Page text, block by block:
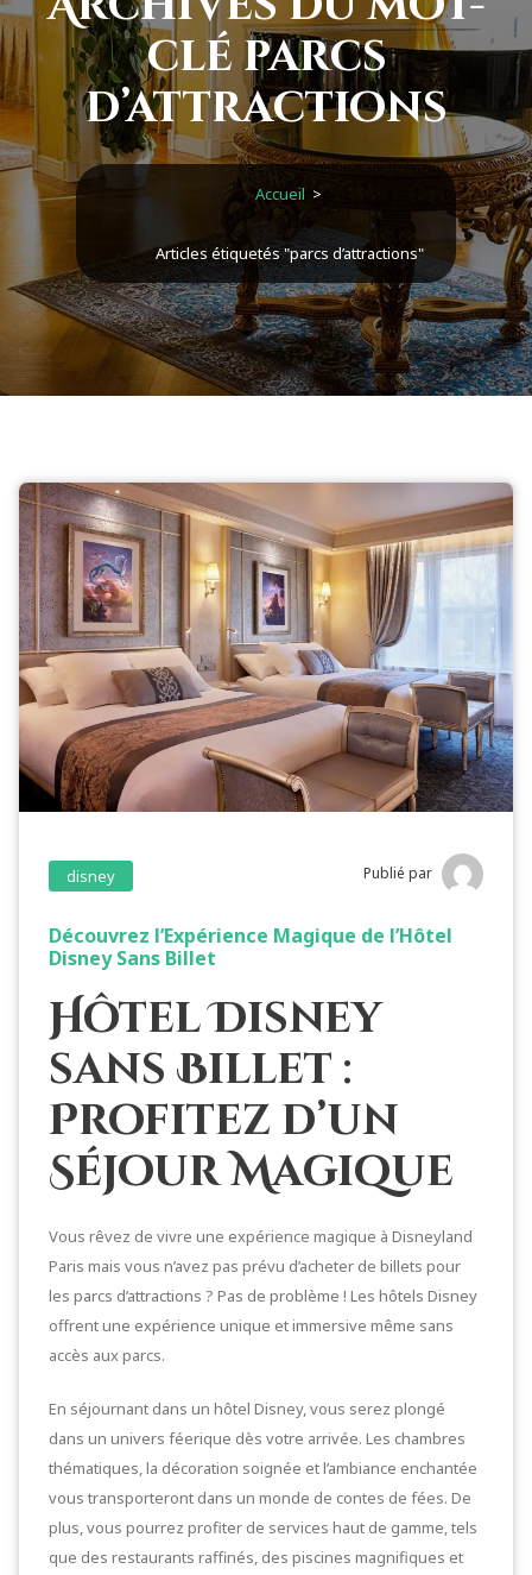
clé parcs
d’attractions
Accueil >
Articles étiquetés "parcs d’attractions"
disney Publié par
Découvrez l’Expérience Magique de l’Hôtel
Disney Sans Billet
Hôtel Disney
sans Billet :
Profitez d’un
Séjour Magique
Vous rêvez de vivre une expérience magique à Disneyland
Paris mais vous n’avez pas prévu d’acheter de billets pour
les parcs d’attractions ? Pas de problème ! Les hôtels Disney
offrent une expérience unique et immersive même sans
accès aux parcs.
En séjournant dans un hôtel Disney, vous serez plongé
dans un univers féerique dès votre arrivée. Les chambres
thématiques, la décoration soignée et l’ambiance enchantée
vous transporteront dans un monde de contes de fées. De
plus, vous pourrez profiter de services haut de gamme, tels
que des restaurants raffinés, des piscines magnifiques et